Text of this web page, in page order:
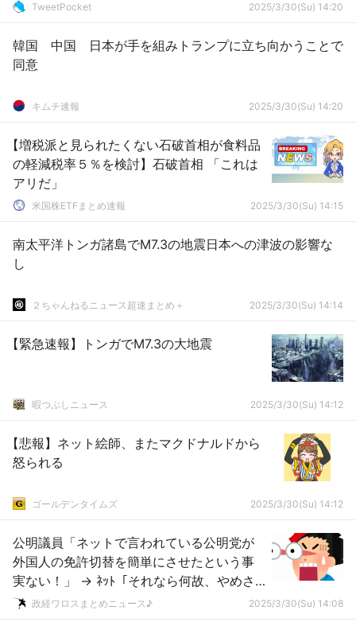
TweetPocket 2025/3/30(Su) 14:20
韓国 中国 日本が手を組みトランプに立ち向かうことで
同意
キムチ速報 2025/3/30(Su) 14:20
【増税派と見られたくない石破首相が食料品
の軽減税率５％を検討】石破首相 「これは
アリだ」
米国株ETFまとめ速報 2025/3/30(Su) 14:15
南太平洋トンガ諸島でM7.3の地震日本への津波の影響な
し
２ちゃんねるニュース超速まとめ＋ 2025/3/30(Su) 14:14
【緊急速報】トンガでM7.3の大地震
暇つぶしニュース 2025/3/30(Su) 14:12
【悲報】ネット絵師、またマクドナルドから
怒られる
ゴールデンタイムズ 2025/3/30(Su) 14:12
公明議員「ネットで言われている公明党が
外国人の免許切替を簡単にさせたという事
実ない！」 → ﾈｯﾄ「それなら何故、やめさ
せないのか？」ｗｗｗｗｗｗｗｗｗｗｗｗ
政経ワロスまとめニュース♪ 2025/3/30(Su) 14:08